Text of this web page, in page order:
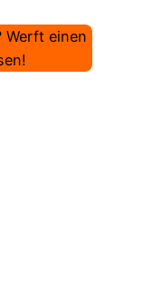
Werft einen